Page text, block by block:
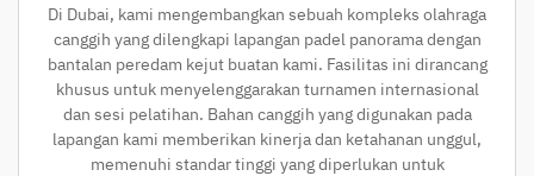
Di Dubai, kami mengembangkan sebuah kompleks olahraga
canggih yang dilengkapi lapangan padel panorama dengan
bantalan peredam kejut buatan kami. Fasilitas ini dirancang
khusus untuk menyelenggarakan turnamen internasional
dan sesi pelatihan. Bahan canggih yang digunakan pada
lapangan kami memberikan kinerja dan ketahanan unggul,
memenuhi standar tinggi yang diperlukan untuk